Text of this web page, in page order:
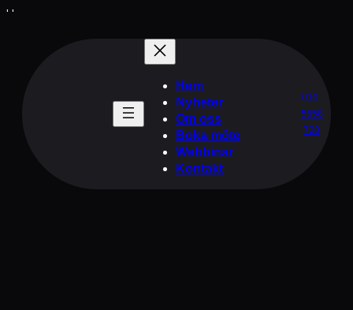
' '
Hem
Nyheter
Om oss
Boka möte
Webbinar
Kontakt
010-
5558
720